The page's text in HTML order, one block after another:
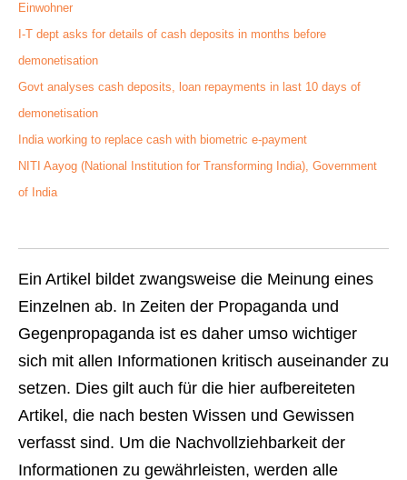
Einwohner
I-T dept asks for details of cash deposits in months before
demonetisation
Govt analyses cash deposits, loan repayments in last 10 days of
demonetisation
India working to replace cash with biometric e-payment
NITI Aayog (National Institution for Transforming India), Government
of India
Ein Artikel bildet zwangsweise die Meinung eines
Einzelnen ab. In Zeiten der Propaganda und
Gegenpropaganda ist es daher umso wichtiger
sich mit allen Informationen kritisch auseinander zu
setzen. Dies gilt auch für die hier aufbereiteten
Artikel, die nach besten Wissen und Gewissen
verfasst sind. Um die Nachvollziehbarkeit der
Informationen zu gewährleisten, werden alle